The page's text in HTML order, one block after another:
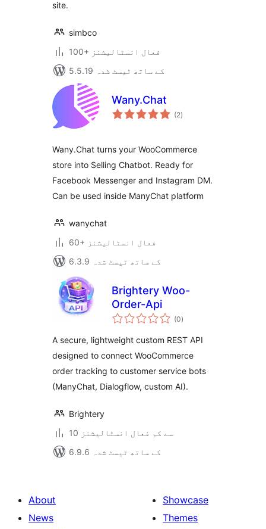
site.
simbco
100+ فعال انسٹالیشنز
5.5.19 کے ساتھ ٹیسٹ شدہ
Wany.Chat
(2مجموعی
درجہ
)
Wany.Chat turns your WooCommerce
store into Selling Chatbot. Ready for
Facebook Messenger and Instagram DM.
Can be used inside ManyChat platform
wanychat
60+ فعال انسٹالیشنز
6.3.9 کے ساتھ ٹیسٹ شدہ
Brightery Woo-
Order-Api
(0مجموعی
درجہ
)
A secure, lightweight custom REST API
designed to connect WooCommerce
order tracking to customer service bots
(ManyChat, Dialogflow, custom AI).
Brightery
10 سے کم فعال انسٹالیشنز
6.9.6 کے ساتھ ٹیسٹ شدہ
About
News
Showcase
Themes